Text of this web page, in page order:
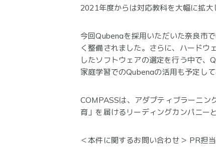
2021年度からは対応教科を大幅に拡大
今回Qubenaを採用いただいた奈良市
く整備されました。さらに、ハードウ
したソフトウェアの選定を行う中で、
家庭学習でのQubenaの活用も予定して
COMPASSは、アダプティブラーニン
育」を届けるリーディングカンパニー
＜本件に関するお問い合わせ＞ PR担